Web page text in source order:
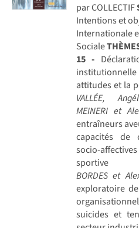
par COLLECTIF
Intentions et
Internationale
Sociale
15 -
institutionnelle
attitudes et la
VALLÉE,
MEINERI et
entraîneurs
capacités de
socio-
sportive
BORDES et
exploratoire
suicides et